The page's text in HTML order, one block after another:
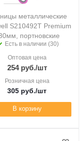
металлические
S210492T Premium
портновские
Есть в наличии (30)
Оптовая цена
254руб./шт
Розничная цена
305 руб./шт
В корзину